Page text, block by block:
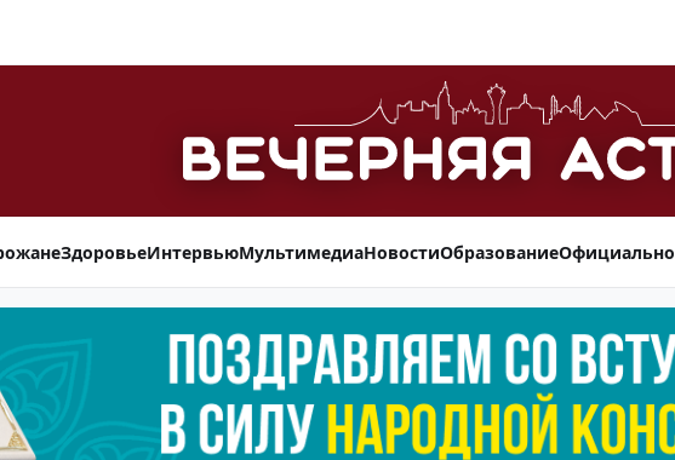
ЗдоровьеИнтервьюМультимедиаНовостиОбразованиеОфициально